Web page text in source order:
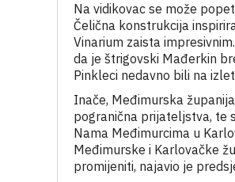
Na vidikovac se može
Čelična konstrukcija
Vinarium zaista
da je štrigovski Mađerkin
Pinkleci nedavno bili na
Inače, Međimurska
pogranična prijateljstva, te
Nama Međimurcima u
Međimurske i Karlovačke
promijeniti, najavio je